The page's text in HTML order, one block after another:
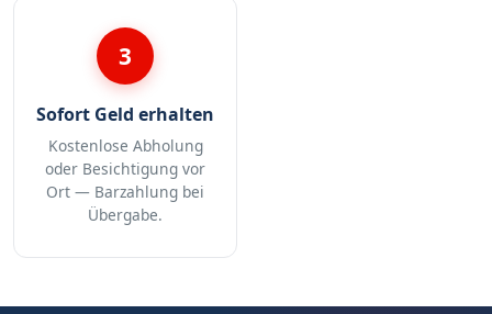
3
Sofort Geld erhalten
Kostenlose Abholung
oder Besichtigung vor
Ort — Barzahlung bei
Übergabe.